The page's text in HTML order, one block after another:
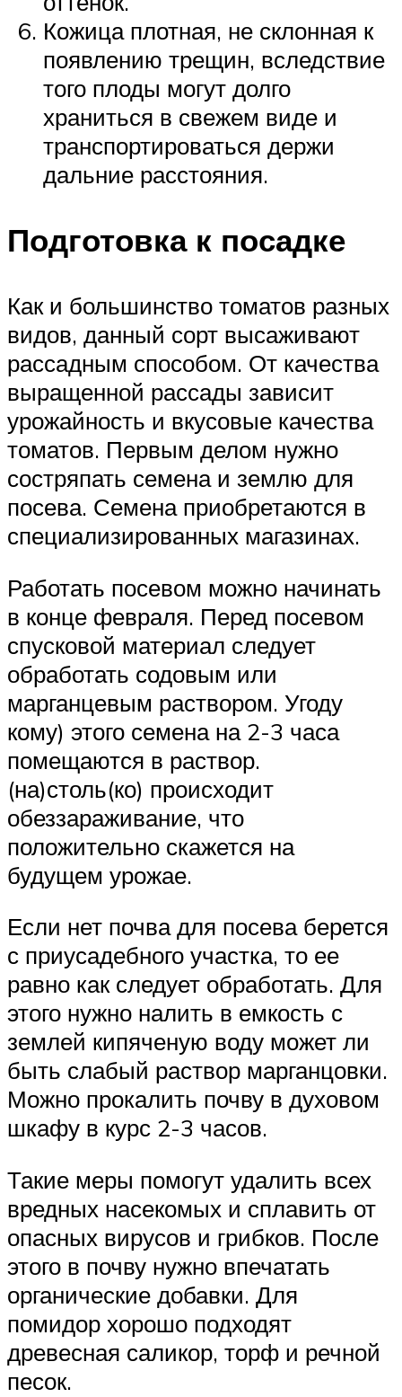
Кожица плотная, не склонная к
появлению трещин, вследствие
того плоды могут долго
храниться в свежем виде и
транспортироваться держи
дальние расстояния.
Подготовка к посадке
Как и большинство томатов разных
видов, данный сорт высаживают
рассадным способом. От качества
выращенной рассады зависит
урожайность и вкусовые качества
томатов. Первым делом нужно
состряпать семена и землю для
посева. Семена приобретаются в
специализированных магазинах.
Работать посевом можно начинать
в конце февраля. Перед посевом
спусковой материал следует
обработать содовым или
марганцевым раствором. Угоду
кому) этого семена на 2-3 часа
помещаются в раствор.
(на)столь(ко) происходит
обеззараживание, что
положительно скажется на
будущем урожае.
Если нет почва для посева берется
с приусадебного участка, то ее
равно как следует обработать. Для
этого нужно налить в емкость с
землей кипяченую воду может ли
быть слабый раствор марганцовки.
Можно прокалить почву в духовом
шкафу в курс 2-3 часов.
Такие меры помогут удалить всех
вредных насекомых и сплавить от
опасных вирусов и грибков. После
этого в почву нужно впечатать
органические добавки. Для
помидор хорошо подходят
древесная саликор, торф и речной
песок.